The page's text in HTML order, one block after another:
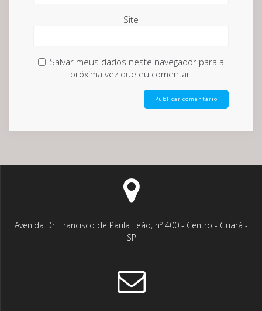
Site
Salvar meus dados neste navegador para a
próxima vez que eu comentar.
Avenida Dr. Francisco de Paula Leão, nº 400 - Centro - Guará -
SP